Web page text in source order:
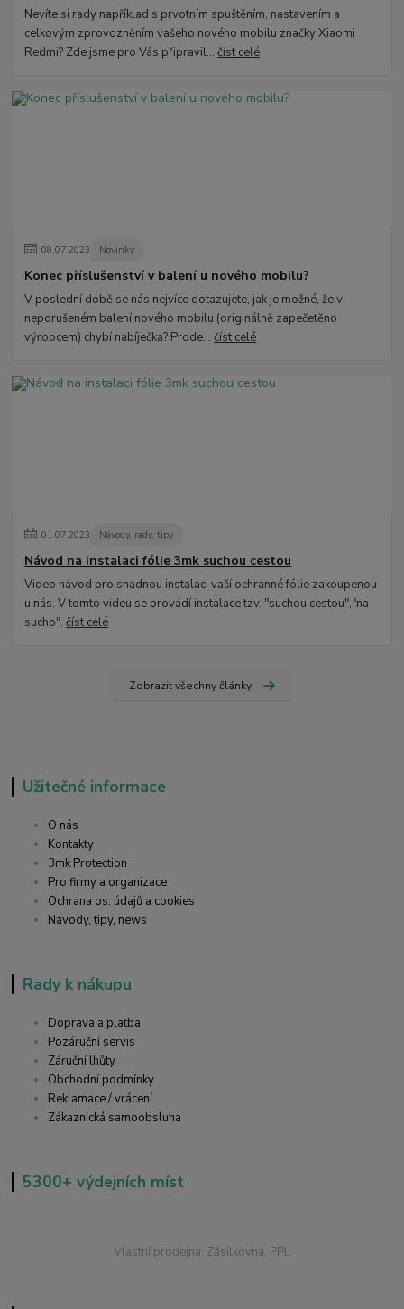
Nevíte si rady například s prvotním spuštěním, nastavením a
celkovým zprovozněním vašeho nového mobilu značky Xiaomi
Redmi? Zde jsme pro Vás připravil...číst celé
08.07.2023 Novinky
Konec příslušenství v balení u nového mobilu?
V poslední době se nás nejvíce dotazujete, jak je možné, že v
neporušeném balení nového mobilu (originálně zapečetěno
výrobcem) chybí nabíječka? Prode...číst celé
01.07.2023 Návody, rady, tipy
Návod na instalaci fólie 3mk suchou cestou
Video návod pro snadnou instalaci vaší ochranné fólie zakoupenou
u nás. V tomto videu se provádí instalace tzv. "suchou cestou","na
sucho".číst celé
Zobrazit všechny články
Užitečné informace
O nás
Kontakty
3mk Protection
Pro firmy a organizace
Ochrana os. údajů a cookies
Návody, tipy, news
Rady k nákupu
Doprava a platba
Pozáruční servis
Záruční lhůty
Obchodní podmínky
Reklamace / vrácení
Zákaznická samoobsluha
5300+ výdejních míst
Vlastní prodejna, Zásilkovna, PPL